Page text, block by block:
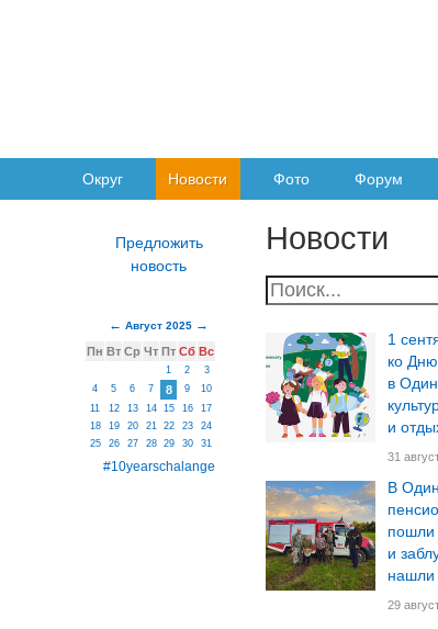
Округ Новости Фото Форум
Новости
1
ко
в
и
31
В
пошли
и
нашли
29
Август 2025
Пн Вт Ср Чт Пт Сб Вс
1 2
3
4
5 6 7 8 9
10
11
12 13 14 15 16
17
18
19 20 21 22 23
24
25
26 27 28 29 30 31
#10yearschalange